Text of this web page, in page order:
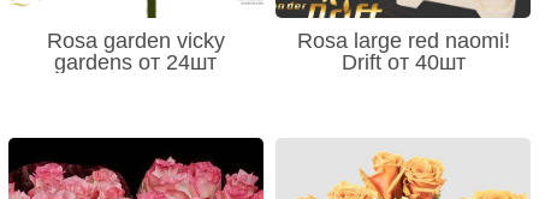
Rosa garden vicky
gardens от 24шт
Rosa large red naomi!
Drift от 40шт